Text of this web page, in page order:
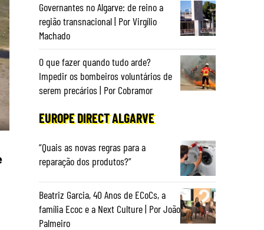
Governantes no Algarve: de reino a
região transnacional | Por Virgílio
Machado
O que fazer quando tudo arde?
Impedir os bombeiros voluntários de
serem precários | Por Cobramor
EUROPE DIRECT ALGARVE
“Quais as novas regras para a
reparação dos produtos?”
Beatriz Garcia, 40 Anos de ECoCs, a
família Ecoc e a Next Culture | Por João
Palmeiro